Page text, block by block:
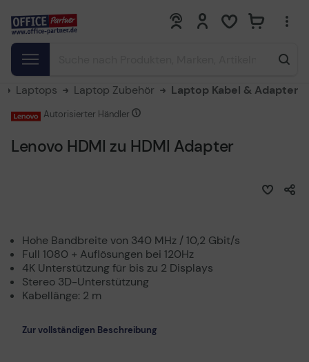
0 0
Laptops Laptop Zubehör Laptop Kabel & Adapter
Lenovo HDMI zu HDMI Adapter
Autorisierter Händler
Hohe Bandbreite von 340 MHz / 10,2 Gbit/s
Full 1080 + Auflösungen bei 120Hz
4K Unterstützung für bis zu 2 Displays
Stereo 3D-Unterstützung
Kabellänge: 2 m
Zur vollständigen Beschreibung